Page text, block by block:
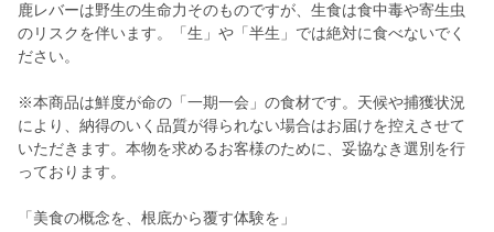
鹿レバーは野生の生命力そのものですが、生食は食中毒や寄生虫
のリスクを伴います。「生」や「半生」では絶対に食べないでく
ださい。
※本商品は鮮度が命の「一期一会」の食材です。天候や捕獲状況
により、納得のいく品質が得られない場合はお届けを控えさせて
いただきます。本物を求めるお客様のために、妥協なき選別を行
っております。
「美食の概念を、根底から覆す体験を」